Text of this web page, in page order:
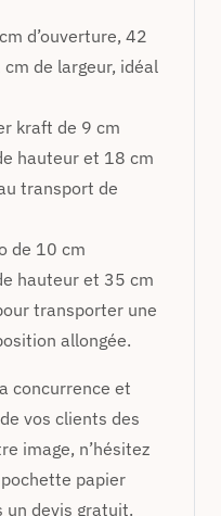
d’ouverture, 42
de largeur, idéal
kraft de 9 cm
hauteur et 18 cm
transport de
de 10 cm
hauteur et 35 cm
transporter une
allongée.
concurrence et
vos clients des
image, n’hésitez
papier
un devis gratuit.